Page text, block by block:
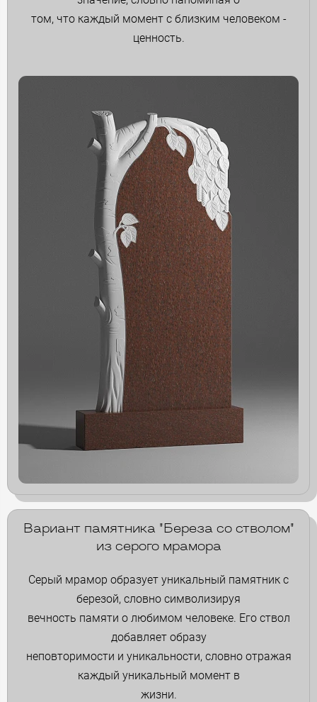
том, что каждый момент с близким человеком -
ценность.
Вариант памятника "Береза со стволом"
из серого мрамора
Серый мрамор образует уникальный памятник с
березой, словно символизируя
вечность памяти о любимом человеке. Его ствол
добавляет образу
неповторимости и уникальности, словно отражая
каждый уникальный момент в
жизни.